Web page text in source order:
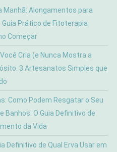
Manhã: Alongamentos para
Guia Prático de Fitoterapia
Começar
Cria (e Nunca Mostra a
3 Artesanatos Simples que
Como Podem Resgatar o Seu
Banhos: O Guia Definitivo de
da Vida
Definitivo de Qual Erva Usar em